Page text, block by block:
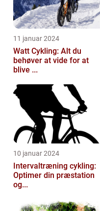
11 januar 2024
Watt Cykling: Alt du
behøver at vide for at
blive ...
10 januar 2024
Intervaltræning cykling:
Optimer din præstation
og...